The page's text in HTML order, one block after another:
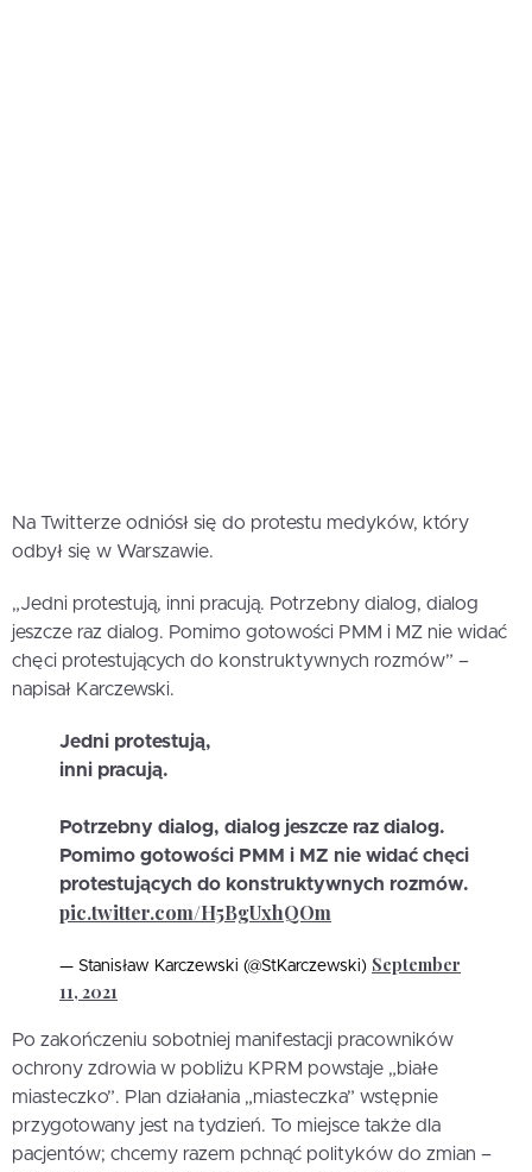
Na Twitterze odniósł się do protestu medyków, który
odbył się w Warszawie.
„Jedni protestują, inni pracują. Potrzebny dialog, dialog
jeszcze raz dialog. Pomimo gotowości PMM i MZ nie widać
chęci protestujących do konstruktywnych rozmów” –
napisał Karczewski.
Jedni protestują,
inni pracują.
Potrzebny dialog, dialog jeszcze raz dialog.
Pomimo gotowości PMM i MZ nie widać chęci
protestujących do konstruktywnych rozmów.
pic.twitter.com/H5BgUxhQOm
— Stanisław Karczewski (@StKarczewski) September
11, 2021
Po zakończeniu sobotniej manifestacji pracowników
ochrony zdrowia w pobliżu KPRM powstaje „białe
miasteczko”. Plan działania „miasteczka” wstępnie
przygotowany jest na tydzień. To miejsce także dla
pacjentów; chcemy razem pchnąć polityków do zmian –